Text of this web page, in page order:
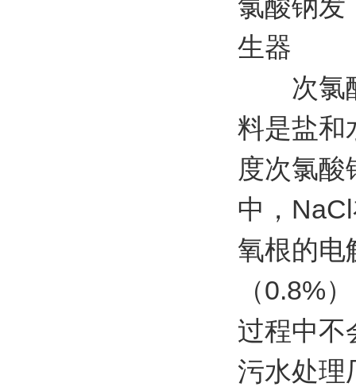
次氯酸
料是盐和
度次氯
中，
氧根的电
（0.8%
过程中不
污水处理